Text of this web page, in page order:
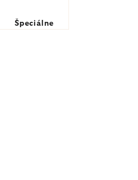
Špeciálne